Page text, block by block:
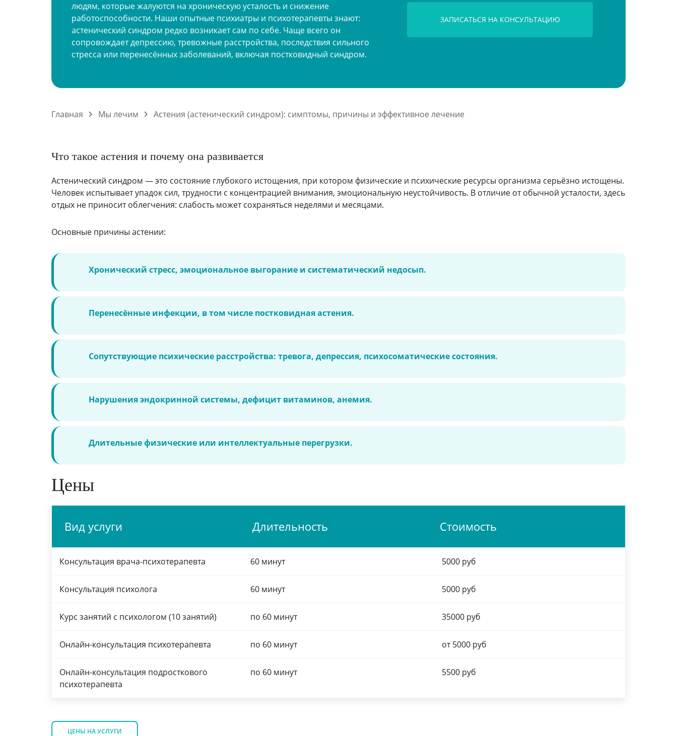
людям, которые жалуются на хроническую усталость и снижение
работоспособности. Наши опытные психиатры и психотерапевты знают:
астенический синдром редко возникает сам по себе. Чаще всего он
сопровождает депрессию, тревожные расстройства, последствия сильного
стресса или перенесённых заболеваний, включая постковидный синдром.
Главная Мы лечим Астения (астенический синдром): симптомы, причины и эффективное лечение
Что такое астения и почему она развивается
Астенический синдром — это состояние глубокого истощения, при котором физические и психические ресурсы организма серьёзно истощены.
Человек испытывает упадок сил, трудности с концентрацией внимания, эмоциональную неустойчивость. В отличие от обычной усталости, здесь
отдых не приносит облегчения: слабость может сохраняться неделями и месяцами.
Основные причины астении:
Хронический стресс, эмоциональное выгорание и систематический недосып.
Перенесённые инфекции, в том числе постковидная астения.
Сопутствующие психические расстройства: тревога, депрессия, психосоматические состояния.
Нарушения эндокринной системы, дефицит витаминов, анемия.
Длительные физические или интеллектуальные перегрузки.
Цены
Вид услуги Длительность Стоимость
Консультация врача-психотерапевта 60 минут 5000 руб
Консультация психолога 60 минут 5000 руб
Курс занятий с психологом (10 занятий) по 60 минут 35000 руб
Онлайн-консультация психотерапевта по 60 минут от 5000 руб
Онлайн-консультация подросткового
психотерапевта
по 60 минут 5500 руб
ЦЕНЫ НА УСЛУГИ